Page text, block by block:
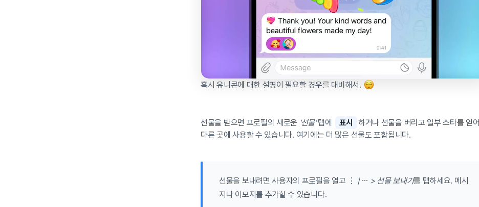
혹시 유니콘에 대한 설명이 필요할 경우를 대비해서.
선물을 받으면 프로필의 새로운 '선물'탭에 표시
하거나 선물을 버리고 일부 스타를 얻어
다른 곳에 사용할 수 있습니다. 여기에는 더 많은 선물도 포함됩니다.
선물을 보내려면 사용자의 프로필을 열고 ⋮ / ⋯ > 선물 보내기를 탭하세요. 메시
지나 이모지를 추가할 수 있습니다.